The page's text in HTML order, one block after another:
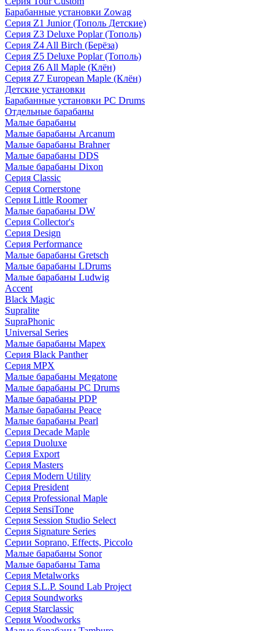
Барабанные установки Zowag
Серия Z1 Junior (Тополь Детские)
Серия Z3 Deluxe Poplar (Тополь)
Серия Z4 All Birch (Берёза)
Серия Z5 Deluxe Poplar (Тополь)
Серия Z6 All Maple (Клён)
Серия Z7 European Maple (Клён)
Детские установки
Барабанные установки PC Drums
Отдельные барабаны
Малые барабаны
Малые барабаны Arcanum
Малые барабаны Brahner
Малые барабаны DDS
Малые барабаны Dixon
Серия Classic
Серия Cornerstone
Серия Little Roomer
Малые барабаны DW
Серия Collector's
Серия Design
Серия Performance
Малые барабаны Gretsch
Малые барабаны LDrums
Малые барабаны Ludwig
Accent
Black Magic
Supralite
SupraPhonic
Universal Series
Малые барабаны Mapex
Серия Black Panther
Серия MPX
Малые барабаны Megatone
Малые барабаны PC Drums
Малые барабаны PDP
Малые барабаны Peace
Малые барабаны Pearl
Серия Decade Maple
Серия Duoluxe
Серия Export
Серия Masters
Серия Modern Utility
Серия President
Серия Professional Maple
Серия SensiTone
Серия Session Studio Select
Серия Signature Series
Серии Soprano, Effects, Piccolo
Малые барабаны Sonor
Малые барабаны Tama
Серия Metalworks
Серия S.L.P. Sound Lab Project
Серия Soundworks
Серия Starclassic
Серия Woodworks